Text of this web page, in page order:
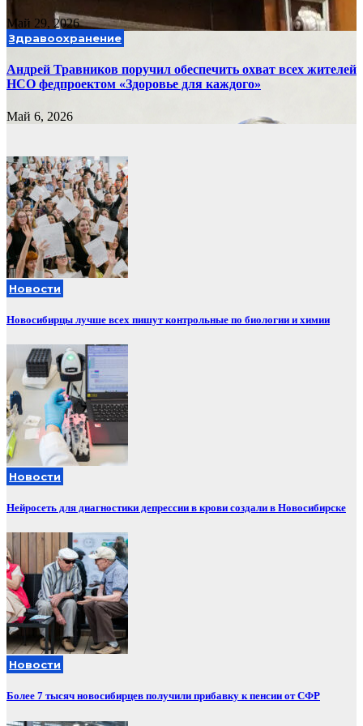
Май 29, 2026
Здравоохранение
Андрей Травников поручил обеспечить охват всех жителей
НСО федпроектом «Здоровье для каждого»
Май 6, 2026
Новости
Новосибирцы лучше всех пишут контрольные по биологии и химии
Новости
Нейросеть для диагностики депрессии в крови создали в Новосибирске
Новости
Более 7 тысяч новосибирцев получили прибавку к пенсии от СФР